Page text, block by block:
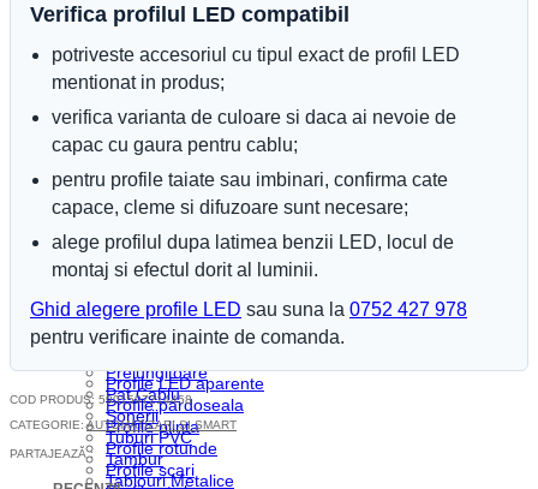
Acasa
Produse Recente
Categorii
Corpuri baie
Corpuri LED
Blog
Iluminat special
Iluminat Craciun
Iluminat Exterior
Iluminat exterior decorativ
Lampi si instalatii decor
Proiectoare LED
Iluminat incastrat in pavaj
Iluminat arhitectural
Materiale Electrice
Prelungitoare
Pat Cablu
Sonerii
Tuburi PVC
Tambur
Tablouri Metalice
Iluminat stradal
Corpuri liniare
Corpuri pe sina
Module LED
Sine si accesorii
Iluminat Expozitii
Profile LED
Accesorii profile LED
Dispersoare LED
Profile scafa
Profile balustrada
Profile colt
Profile LED aparente
Profile pardoseala
Profile plinta
Profile rotunde
Profile scari
Verifica profilul LED compatibil
potriveste accesoriul cu tipul exact de profil LED
mentionat in produs;
verifica varianta de culoare si daca ai nevoie de
capac cu gaura pentru cablu;
pentru profile taiate sau imbinari, confirma cate
capace, cleme si difuzoare sunt necesare;
alege profilul dupa latimea benzii LED, locul de
montaj si efectul dorit al luminii.
Ghid alegere profile LED sau suna la 0752 427 978
pentru verificare inainte de comanda.
COD PRODUS: 5901597214458
CATEGORIE:AUTOMATIZARI SI SMART
PARTAJEAZĂ :